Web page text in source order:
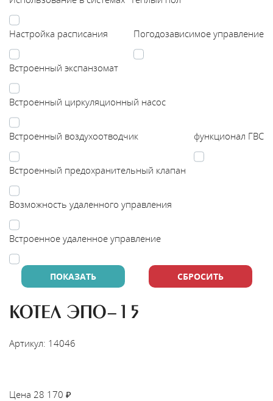
Сервис
Найти магазин
Найти
монтажника
В
y
Настройка расписания Погодозависимое управление
Встроенный экспанзомат
Встроенный циркуляционный насос
Встроенный воздухоотводчик функционал ГВС
Встроенный предохранительный клапан
Возможность удаленного управления
Встроенное удаленное управление
КОТЕЛ ЭПО-15
Артикул: 14046
Цена 28 170 ₽